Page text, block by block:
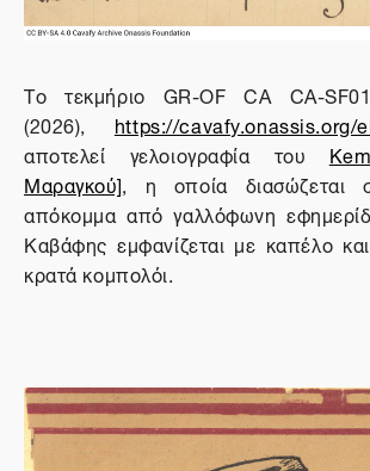
Το τεκμήριο GR-OF CA CA-
(2026), https://
αποτελεί γελοιογραφία του
Μαραγκού], η οποία διασώζεται
απόκομμα από γαλλόφωνη
Καβάφης εμφανίζεται με καπέλο
κρατά κομπολόι.